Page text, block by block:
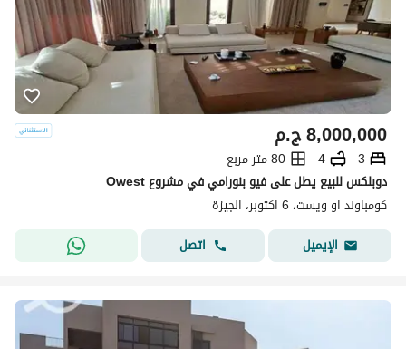
ج.م8,000,000
3
4
80 متر مربع
دوبلكس للبيع يطل على فيو بنورامي في مشروع Owest
كومباوند او ويست، 6 اكتوبر، الجيزة
الإيميل
اتصل